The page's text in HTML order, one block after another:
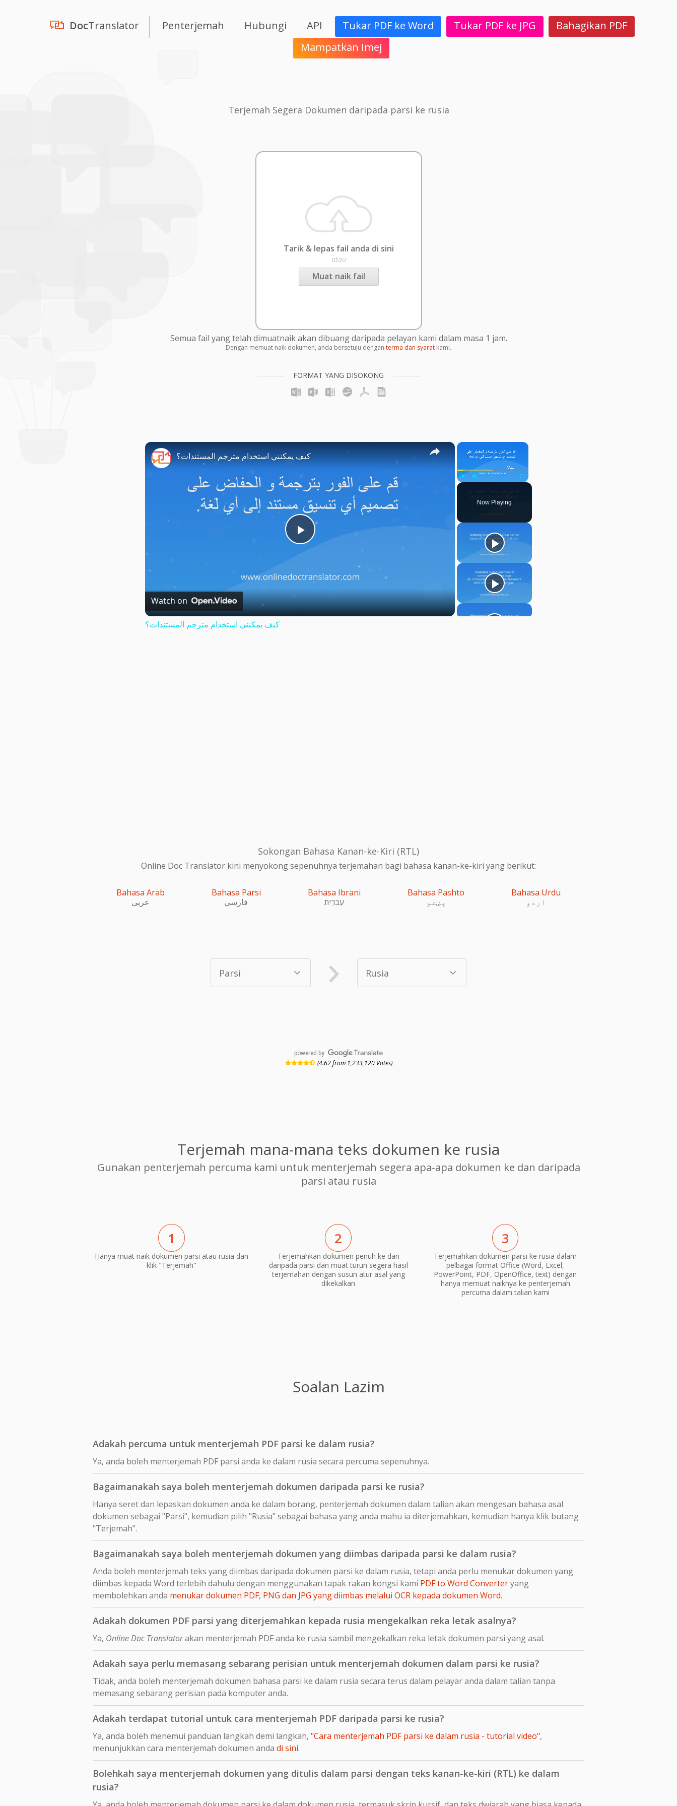
DocTranslator Penterjemah Hubungi API Tukar PDF ke Word Tukar PDF ke JPG
Bahagikan PDF
Mampatkan Imej
Terjemah Segera Dokumen daripada parsi ke rusia
Tarik & lepas fail anda di sini
atau
Muat naik fail
Semua fail yang telah dimuatnaik akan dibuang daripada pelayan kami dalam masa 1 jam.
Dengan memuat naik dokumen, anda bersetuju dengan terma dan syarat kami.
FORMAT YANG DISOKONG
×
Fullscreen
Now Playing
×
Play
Video
كيف يمكنني استخدام مترجم المستندات؟
Watch on
كيف يمكنني استخدام مترجم المستندات؟
Sokongan Bahasa Kanan-ke-Kiri (RTL)
Online Doc Translator kini menyokong sepenuhnya terjemahan bagi bahasa kanan-ke-kiri yang berikut:
Bahasa Arab
عربى
Bahasa Parsi
فارسی
Bahasa Ibrani
עִברִית
Bahasa Pashto
پښتو
Bahasa Urdu
اردو
powered by
(4.62 from 1,233,120 Votes)
Terjemah mana-mana teks dokumen ke rusia
Gunakan penterjemah percuma kami untuk menterjemah segera apa-apa dokumen ke dan daripada
parsi atau rusia
1
Hanya muat naik dokumen parsi atau rusia dan
klik "Terjemah"
2
Terjemahkan dokumen penuh ke dan
daripada parsi dan muat turun segera hasil
terjemahan dengan susun atur asal yang
dikekalkan
3
Terjemahkan dokumen parsi ke rusia dalam
pelbagai format Office (Word, Excel,
PowerPoint, PDF, OpenOffice, text) dengan
hanya memuat naiknya ke penterjemah
percuma dalam talian kami
Soalan Lazim
Adakah percuma untuk menterjemah PDF parsi ke dalam rusia?
Ya, anda boleh menterjemah PDF parsi anda ke dalam rusia secara percuma sepenuhnya.
Bagaimanakah saya boleh menterjemah dokumen daripada parsi ke rusia?
Hanya seret dan lepaskan dokumen anda ke dalam borang, penterjemah dokumen dalam talian akan mengesan bahasa asal
dokumen sebagai "Parsi", kemudian pilih "Rusia" sebagai bahasa yang anda mahu ia diterjemahkan, kemudian hanya klik butang
"Terjemah".
Bagaimanakah saya boleh menterjemah dokumen yang diimbas daripada parsi ke dalam rusia?
Anda boleh menterjemah teks yang diimbas daripada dokumen parsi ke dalam rusia, tetapi anda perlu menukar dokumen yang
diimbas kepada Word terlebih dahulu dengan menggunakan tapak rakan kongsi kami PDF to Word Converteryang
membolehkan anda menukar dokumen PDF, PNG dan JPG yang diimbas melalui OCR kepada dokumen Word.
Adakah dokumen PDF parsi yang diterjemahkan kepada rusia mengekalkan reka letak asalnya?
Ya, Online Doc Translatorakan menterjemah PDF anda ke rusia sambil mengekalkan reka letak dokumen parsi yang asal.
Adakah saya perlu memasang sebarang perisian untuk menterjemah dokumen dalam parsi ke rusia?
Tidak, anda boleh menterjemah dokumen bahasa parsi ke dalam rusia secara terus dalam pelayar anda dalam talian tanpa
memasang sebarang perisian pada komputer anda.
Adakah terdapat tutorial untuk cara menterjemah PDF daripada parsi ke rusia?
Ya, anda boleh menemui panduan langkah demi langkah, "Cara menterjemah PDF parsi ke dalam rusia - tutorial video",
menunjukkan cara menterjemah dokumen anda di sini.
Bolehkah saya menterjemah dokumen yang ditulis dalam parsi dengan teks kanan-ke-kiri (RTL) ke dalam
rusia?